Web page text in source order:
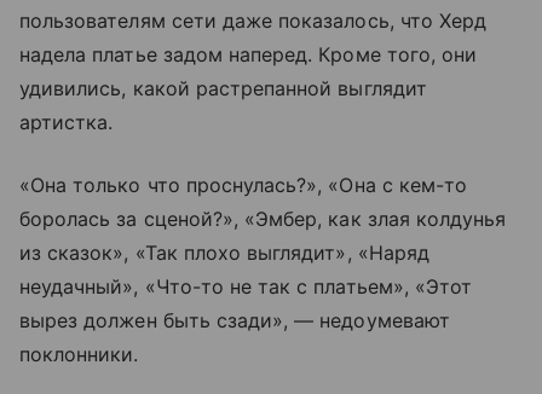
пользователям сети даже показалось, что Херд
надела платье задом наперед. Кроме того, они
удивились, какой растрепанной выглядит
артистка.
«Она только что проснулась?», «Она с кем-то
боролась за сценой?», «Эмбер, как злая колдунья
из сказок», «Так плохо выглядит», «Наряд
неудачный», «Что-то не так с платьем», «Этот
вырез должен быть сзади», — недоумевают
поклонники.